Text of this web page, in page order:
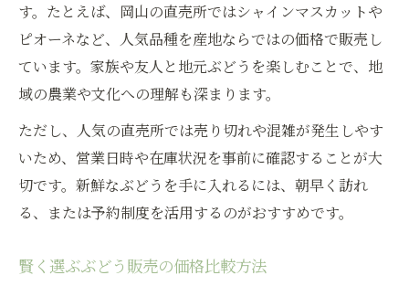
す。たとえば、岡山の直売所ではシャインマスカットや
ピオーネなど、人気品種を産地ならではの価格で販売し
ています。家族や友人と地元ぶどうを楽しむことで、地
域の農業や文化への理解も深まります。
ただし、人気の直売所では売り切れや混雑が発生しやす
いため、営業日時や在庫状況を事前に確認することが大
切です。新鮮なぶどうを手に入れるには、朝早く訪れ
る、または予約制度を活用するのがおすすめです。
賢く選ぶぶどう販売の価格比較方法